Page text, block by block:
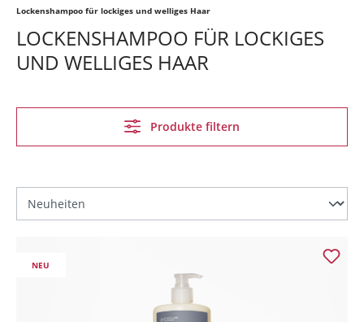
Lockenshampoo für lockiges und welliges Haar
LOCKENSHAMPOO FÜR LOCKIGES
UND WELLIGES HAAR
Produkte filtern
NEU